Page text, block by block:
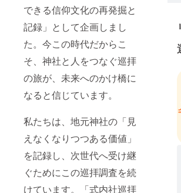
できる信仰文化の再発掘と
記録」として企画しまし
た。今この時代だからこ
そ、神社と人をつなぐ巡拝
の旅が、未来へのかけ橋に
なると信じています。
私たちは、地元神社の「見
えなくなりつつある価値」
を記録し、次世代へ受け継
ぐためにこの巡拝調査を続
けています。「式内社巡拝